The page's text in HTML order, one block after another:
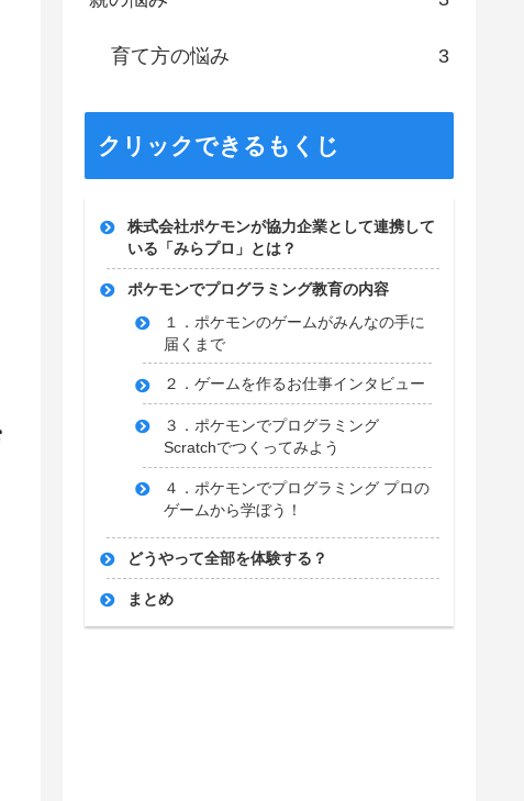
育て方の悩み 3
クリックできるもくじ
株式会社ポケモンが協力企業として連携して
いる「みらプロ」とは？
ポケモンでプログラミング教育の内容
１．ポケモンのゲームがみんなの手に
届くまで
２．ゲームを作るお仕事インタビュー
３．ポケモンでプログラミング
Scratchでつくってみよう
４．ポケモンでプログラミング プロの
ゲームから学ぼう！
どうやって全部を体験する？
まとめ